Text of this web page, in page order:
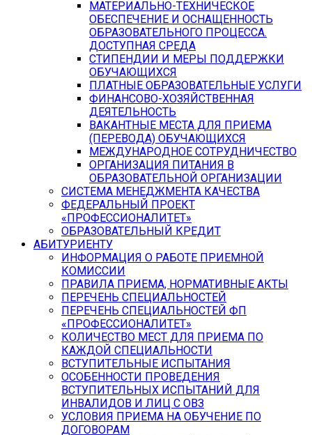
МАТЕРИАЛЬНО-ТЕХНИЧЕСКОЕ
ОБЕСПЕЧЕНИЕ И ОСНАЩЕННОСТЬ
ОБРАЗОВАТЕЛЬНОГО ПРОЦЕССА.
ДОСТУПНАЯ СРЕДА
СТИПЕНДИИ И МЕРЫ ПОДДЕРЖКИ
ОБУЧАЮЩИХСЯ
ПЛАТНЫЕ ОБРАЗОВАТЕЛЬНЫЕ УСЛУГИ
ФИНАНСОВО-ХОЗЯЙСТВЕННАЯ
ДЕЯТЕЛЬНОСТЬ
ВАКАНТНЫЕ МЕСТА ДЛЯ ПРИЕМА
(ПЕРЕВОДА) ОБУЧАЮЩИХСЯ
МЕЖДУНАРОДНОЕ СОТРУДНИЧЕСТВО
ОРГАНИЗАЦИЯ ПИТАНИЯ В
ОБРАЗОВАТЕЛЬНОЙ ОРГАНИЗАЦИИ
СИСТЕМА МЕНЕДЖМЕНТА КАЧЕСТВА
ФЕДЕРАЛЬНЫЙ ПРОЕКТ
«ПРОФЕССИОНАЛИТЕТ»
ОБРАЗОВАТЕЛЬНЫЙ КРЕДИТ
АБИТУРИЕНТУ
ИНФОРМАЦИЯ О РАБОТЕ ПРИЕМНОЙ
КОМИССИИ
ПРАВИЛА ПРИЕМА, НОРМАТИВНЫЕ АКТЫ
ПЕРЕЧЕНЬ СПЕЦИАЛЬНОСТЕЙ
ПЕРЕЧЕНЬ СПЕЦИАЛЬНОСТЕЙ ФП
«ПРОФЕССИОНАЛИТЕТ»
КОЛИЧЕСТВО МЕСТ ДЛЯ ПРИЕМА ПО
КАЖДОЙ СПЕЦИАЛЬНОСТИ
ВСТУПИТЕЛЬНЫЕ ИСПЫТАНИЯ
ОСОБЕННОСТИ ПРОВЕДЕНИЯ
ВСТУПИТЕЛЬНЫХ ИСПЫТАНИЙ ДЛЯ
ИНВАЛИДОВ И ЛИЦ С ОВЗ
УСЛОВИЯ ПРИЕМА НА ОБУЧЕНИЕ ПО
ДОГОВОРАМ